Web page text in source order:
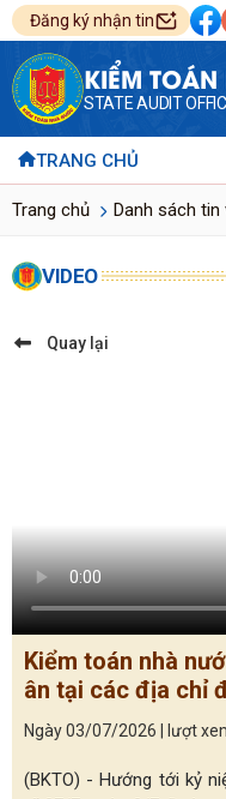
Đăng ký nhận tin
KIỂM
STATE AUDIT
TRANG CHỦ
Trang chủ Danh sách tin
VIDEO
Quay lại
Kiểm toán nhà
ân tại các địa chỉ
Ngày 03/07/2026 | lượt
(BKTO) - Hướng tới kỷ